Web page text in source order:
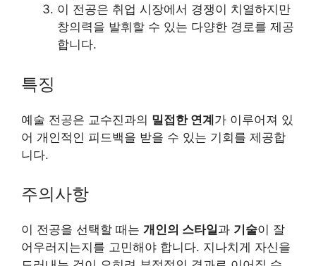
이 전공은 취업 시장에서 경쟁이 치열하지만
창의력을 발휘할 수 있는 다양한 경로를 제공
합니다.
특징
예술 전공은 교수진과의 밀접한 연계가 이루어져 있
어 개인적인 피드백을 받을 수 있는 기회를 제공합
니다.
주의사항
이 전공을 선택할 때는 개인의 스타일과 기술이 잘
어우러지는지를 고민해야 합니다. 지나치게 자신을